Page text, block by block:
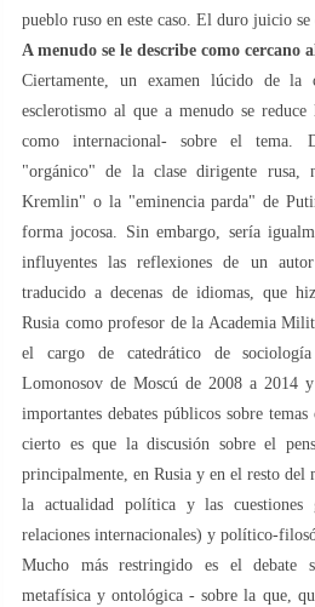
pueblo ruso en este caso. El duro juicio se
A menudo se le describe como cercano
Ciertamente, un examen lúcido de la
esclerotismo al que a menudo se
como internacional- sobre el tema.
"orgánico" de la clase dirigente rusa,
Kremlin" o la "eminencia parda" de
forma jocosa. Sin embargo, sería
influyentes las reflexiones de un autor
traducido a decenas de idiomas, que
Rusia como profesor de la Academia
el cargo de catedrático de
Lomonosov de Moscú de 2008 a 2014
importantes debates públicos sobre
cierto es que la discusión sobre el
principalmente, en Rusia y en el resto del
la actualidad política y las cuestiones
relaciones internacionales) y político-
Mucho más restringido es el debate
metafísica y ontológica - sobre la que,